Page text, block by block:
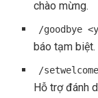
chào mừng.
/goodbye
báo tạm biệt.
/
Hỗ trợ đánh